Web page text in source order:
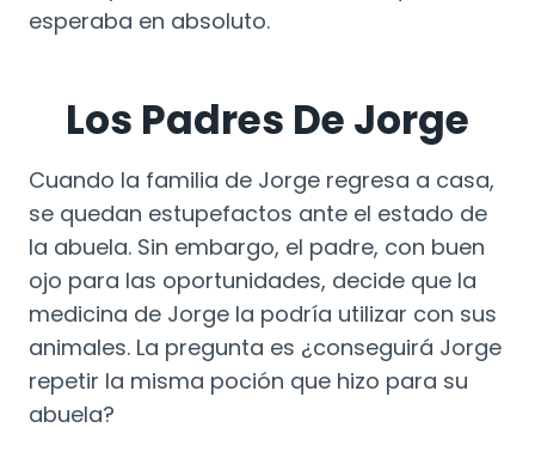
esperaba en absoluto.
Los Padres De Jorge
Cuando la familia de Jorge regresa a casa,
se quedan estupefactos ante el estado de
la abuela. Sin embargo, el padre, con buen
ojo para las oportunidades, decide que la
medicina de Jorge la podría utilizar con sus
animales. La pregunta es ¿conseguirá Jorge
repetir la misma poción que hizo para su
abuela?